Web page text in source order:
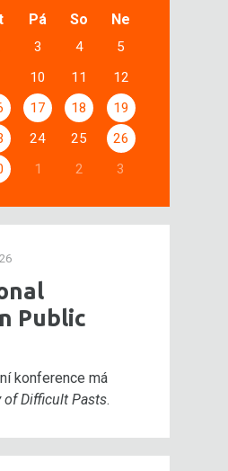
Pá So Ne
3 4
5
10 11
12
17 18
19
24 25
26
1 2 3
Public
konference má
of Difficult Pasts.